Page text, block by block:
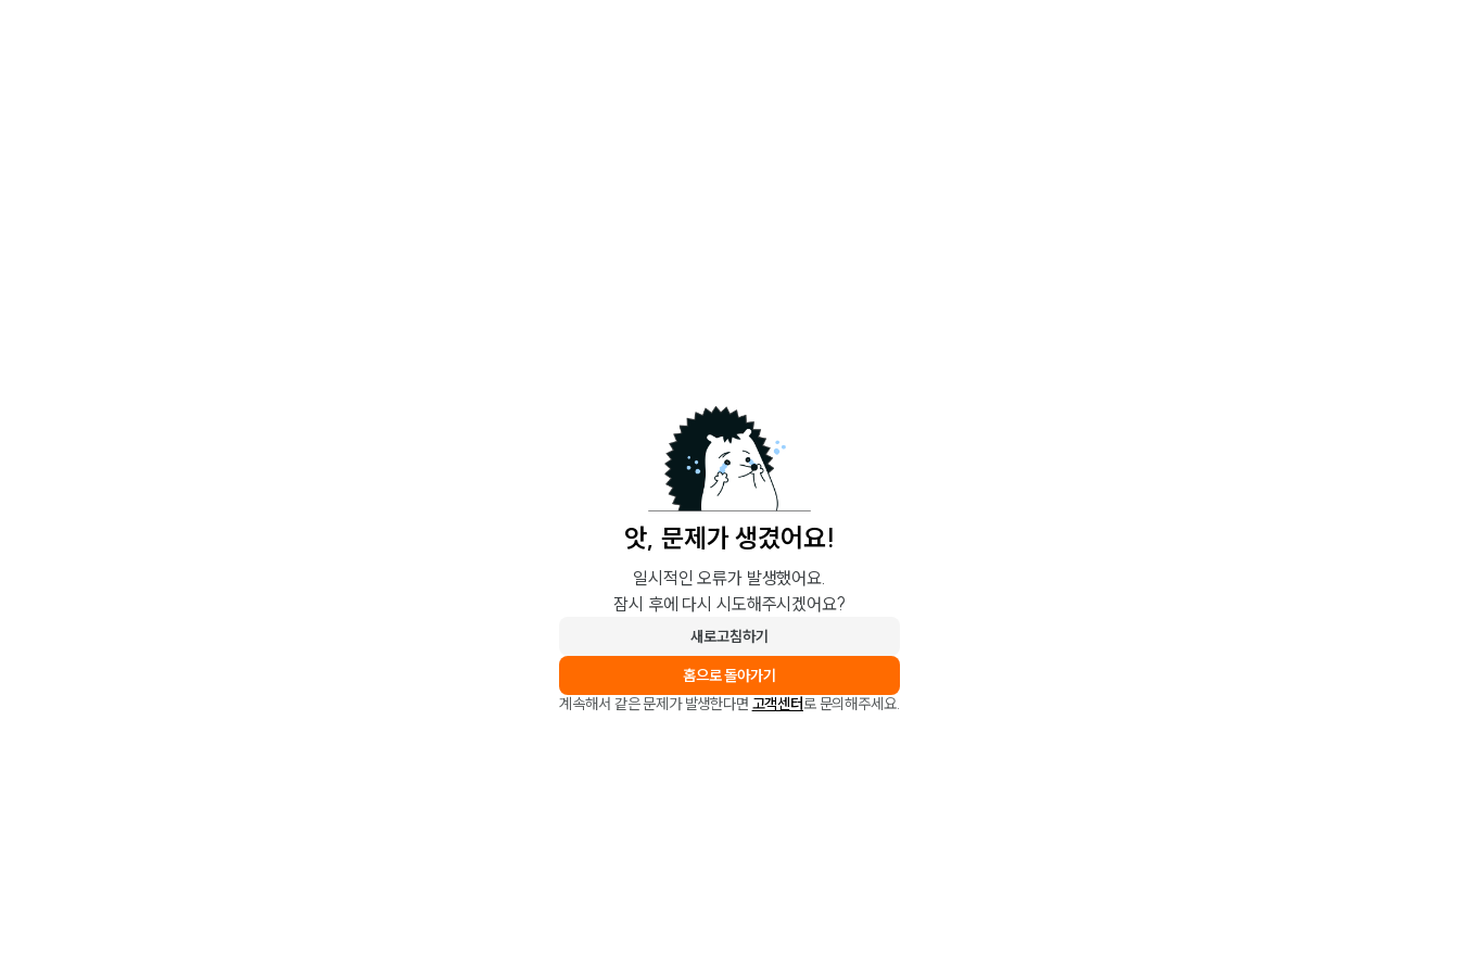
앗, 문제가 생겼어요!
일시적인 오류가 발생했어요.
잠시 후에 다시 시도해주시겠어요?
새로고침하기
홈으로 돌아가기
계속해서 같은 문제가 발생한다면 고객센터로 문의해주세요.